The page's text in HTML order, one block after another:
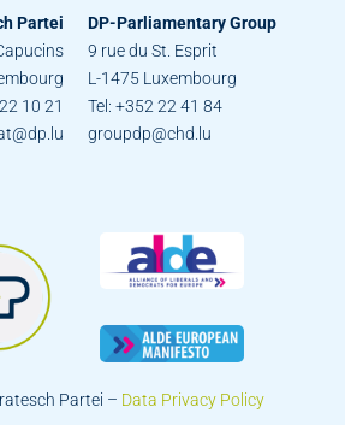
Partei
10 21
DP-Parliamentary Group
9 rue du St. Esprit
L-1475 Luxembourg
Tel: +352 22 41 84
groupdp@chd.lu
Partei – Data Privacy Policy